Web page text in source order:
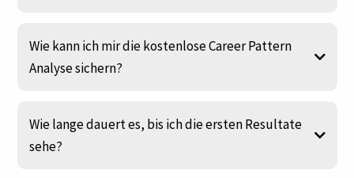
Wie kann ich mir die kostenlose Career Pattern
Analyse sichern?
Klicke auf den Button und gebe deine Angaben in
das Formular ein.
Wie lange dauert es, bis ich die ersten Resultate
sehe?